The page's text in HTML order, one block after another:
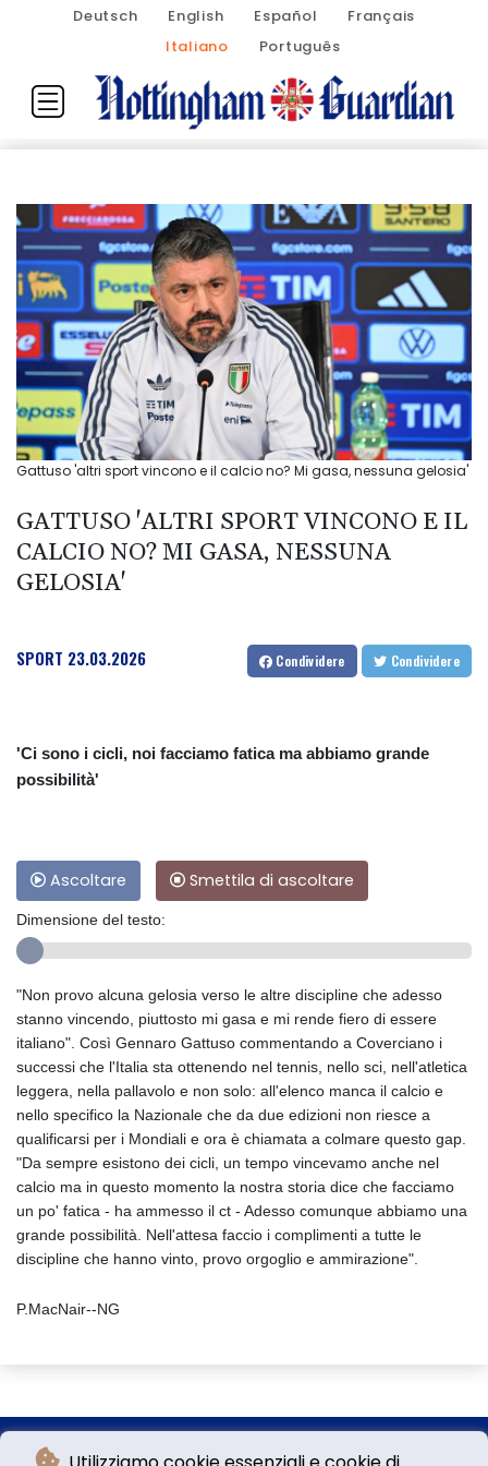
Deutsch English Español
Français
Italiano
Português
Gattuso 'altri sport vincono e il calcio no? Mi gasa, nessuna gelosia'
GATTUSO 'ALTRI SPORT VINCONO E IL
CALCIO NO? MI GASA, NESSUNA
GELOSIA'
SPORT 23.03.2026 Condividere Condividere
'Ci sono i cicli, noi facciamo fatica ma abbiamo grande
possibilità'
Ascoltare Smettila di ascoltare
Dimensione del testo:
"Non provo alcuna gelosia verso le altre discipline che adesso
stanno vincendo, piuttosto mi gasa e mi rende fiero di essere
italiano". Così Gennaro Gattuso commentando a Coverciano i
successi che l'Italia sta ottenendo nel tennis, nello sci, nell'atletica
leggera, nella pallavolo e non solo: all'elenco manca il calcio e
nello specifico la Nazionale che da due edizioni non riesce a
qualificarsi per i Mondiali e ora è chiamata a colmare questo gap.
"Da sempre esistono dei cicli, un tempo vincevamo anche nel
calcio ma in questo momento la nostra storia dice che facciamo
un po' fatica - ha ammesso il ct - Adesso comunque abbiamo una
grande possibilità. Nell'attesa faccio i complimenti a tutte le
discipline che hanno vinto, provo orgoglio e ammirazione".
P.MacNair--NG